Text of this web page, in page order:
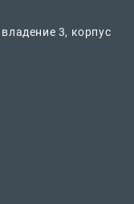
3, корпус